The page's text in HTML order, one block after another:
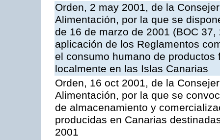
Orden, 2 may 2001, de la
Alimentación, por la que se
de 16 de marzo de 2001 (BOC
aplicación de los Reglamentos
el consumo humano de
localmente en las Islas Canarias
Orden, 16 oct 2001, de la
Alimentación, por la que se
de almacenamiento y
producidas en Canarias
2001